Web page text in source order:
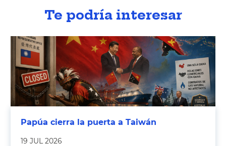
Te podría interesar
Papúa cierra la puerta a Taiwán
19 JUL 2026